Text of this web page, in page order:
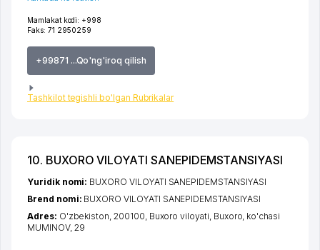
Mamlakat kodi: +998
Faks: 71 2950259
+99871 ...Qo'ng'iroq qilish
Tashkilot tegishli bo'lgan Rubrikalar
10. BUXORO VILOYATI SANEPIDEMSTANSIYASI
Yuridik nomi: BUXORO VILOYATI SANEPIDEMSTANSIYASI
Brend nomi: BUXORO VILOYATI SANEPIDEMSTANSIYASI
Adres: O'zbekiston, 200100, Buxoro viloyati Buxoro ko'chasi
MUMINOV, 29